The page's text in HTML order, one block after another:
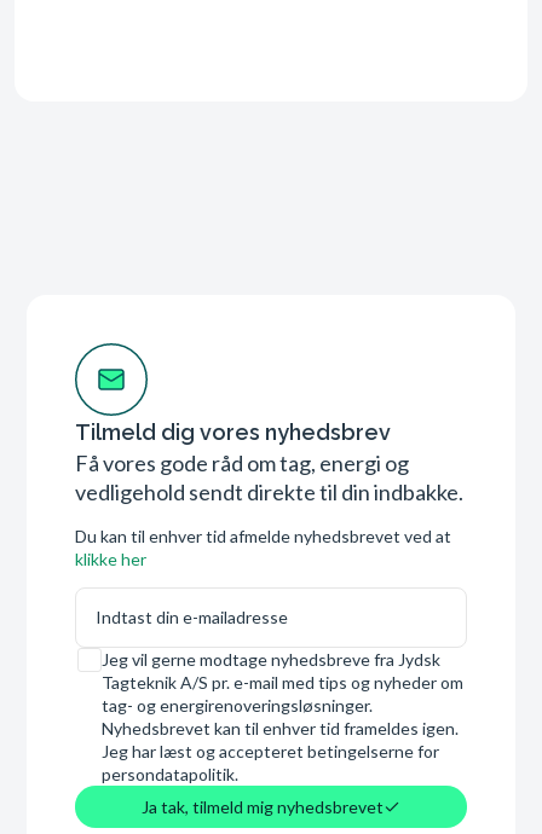
Tilmeld dig vores nyhedsbrev
Få vores gode råd om tag, energi og
vedligehold sendt direkte til din indbakke.
Du kan til enhver tid afmelde nyhedsbrevet ved at
klikke her
E-mail
Samtykke
Jeg vil gerne modtage nyhedsbreve fra Jydsk
Tagteknik A/S pr. e-mail med tips og nyheder om
tag- og energirenoveringsløsninger.
Nyhedsbrevet kan til enhver tid frameldes igen.
Jeg har læst og accepteret betingelserne for
persondatapolitik.
Ja tak, tilmeld mig nyhedsbrevet